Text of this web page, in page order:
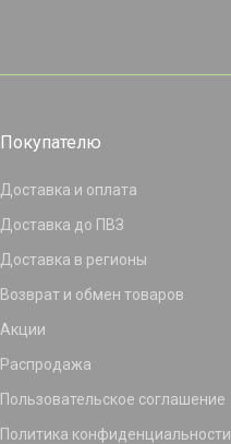
Покупателю
Доставка и оплата
Доставка до ПВЗ
Доставка в регионы
Возврат и обмен товаров
Акции
Распродажа
Пользовательское соглашение
Политика конфиденциальности